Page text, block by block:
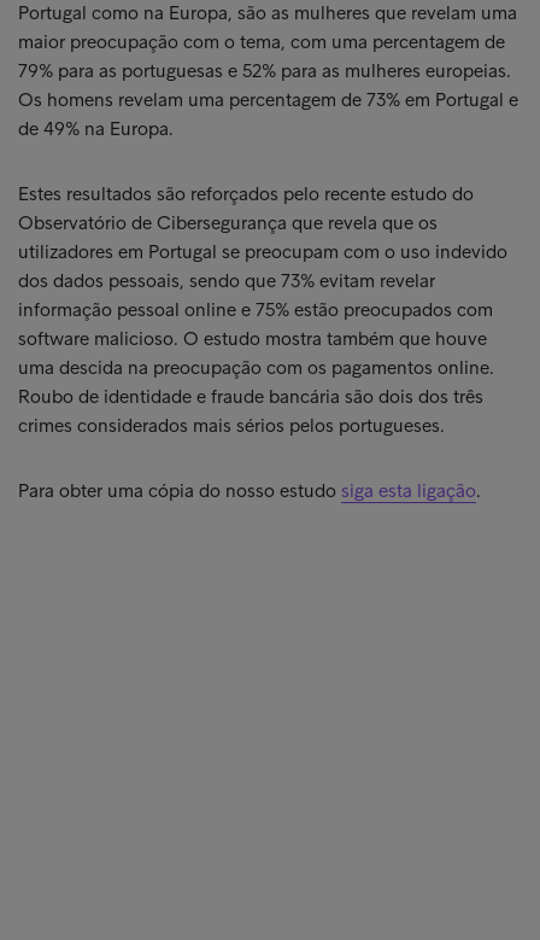
Portugal como na Europa, são as mulheres que revelam uma
maior preocupação com o tema, com uma percentagem de
79% para as portuguesas e 52% para as mulheres europeias.
Os homens revelam uma percentagem de 73% em Portugal e
de 49% na Europa.
Estes resultados são reforçados pelo recente estudo do
Observatório de Cibersegurança que revela que os
utilizadores em Portugal se preocupam com o uso indevido
dos dados pessoais, sendo que 73% evitam revelar
informação pessoal online e 75% estão preocupados com
software malicioso. O estudo mostra também que houve
uma descida na preocupação com os pagamentos online.
Roubo de identidade e fraude bancária são dois dos três
crimes considerados mais sérios pelos portugueses.
Para obter uma cópia do nosso estudo siga esta ligação.